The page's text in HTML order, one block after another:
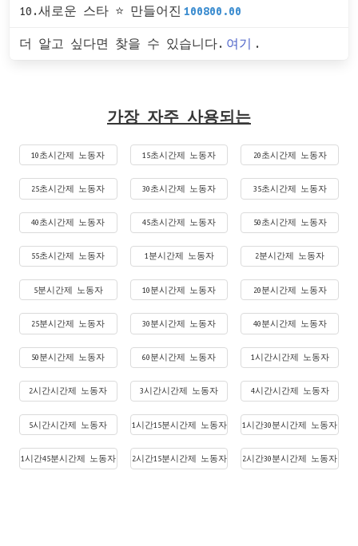
10.새로운 스타 ⭐ 만들어진 100800.00
더 알고 싶다면 찾을 수 있습니다. 여기 .
가장 자주 사용되는
10초시간제 노동자 15초시간제 노동자 20초시간제 노동자
25초시간제 노동자 30초시간제 노동자 35초시간제 노동자
40초시간제 노동자 45초시간제 노동자 50초시간제 노동자
55초시간제 노동자 1분시간제 노동자 2분시간제 노동자
5분시간제 노동자 10분시간제 노동자 20분시간제 노동자
25분시간제 노동자 30분시간제 노동자 40분시간제 노동자
50분시간제 노동자 60분시간제 노동자 1시간시간제 노동자
2시간시간제 노동자 3시간시간제 노동자 4시간시간제 노동자
5시간시간제 노동자 1시간15분시간제 노동자 1시간30분시간제 노동자
1시간45분시간제 노동자 2시간15분시간제 노동자 2시간30분시간제 노동자